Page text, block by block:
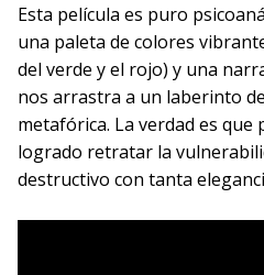
Esta película es puro
una paleta de colores
del verde y el rojo) y una
nos arrastra a un laberinto
metafórica. La verdad es que
logrado retratar la
destructivo con tanta